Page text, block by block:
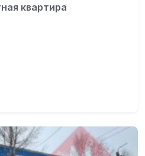
квартира